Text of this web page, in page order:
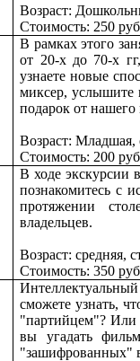
Возраст:
Стоимость: 250
В рамках этого
от 20-х до 70-х
узнаете новые
миксер, услышите
подарок от нашего
Возраст:Младшая,
Стоимость: 200
В ходе экскурсии
познакомитесь с
протяжении
владельцев.
Возраст: средняя,
Стоимость:350
сможете узнать,
"партийцем"? Или
вы угадать
"зашифрованных"